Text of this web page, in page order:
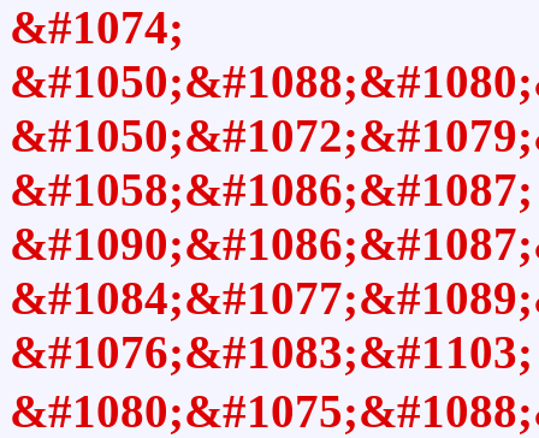
&#1074;
&#1058;&#1086;&#1087;
&#1076;&#1083;&#1103;